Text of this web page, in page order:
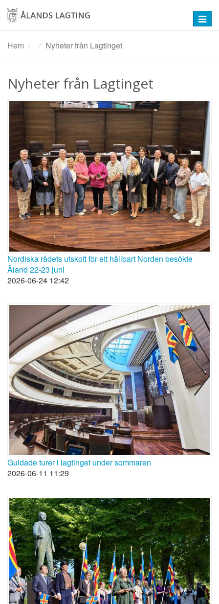
Hoppa
huvudinnehåll
Hem
Nyheter från Lagtinget
Nyheter från Lagtinget
Nordiska rådets utskott för ett hållbart Norden besökte
Åland 22-23 juni
2026-06-24 12:42
Guidade turer i lagtinget under sommaren
2026-06-11 11:29